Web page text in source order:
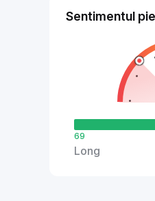
Sentimentul
69
Long